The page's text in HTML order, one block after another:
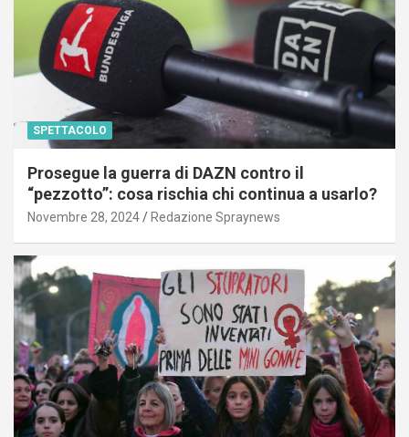
SPETTACOLO
Prosegue la guerra di DAZN contro il
“pezzotto”: cosa rischia chi continua a usarlo?
Novembre 28, 2024 Redazione Spraynews